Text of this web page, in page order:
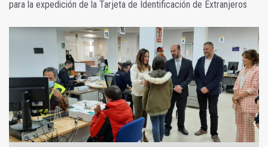
para la expedición de la Tarjeta de Identificación de Extranjeros